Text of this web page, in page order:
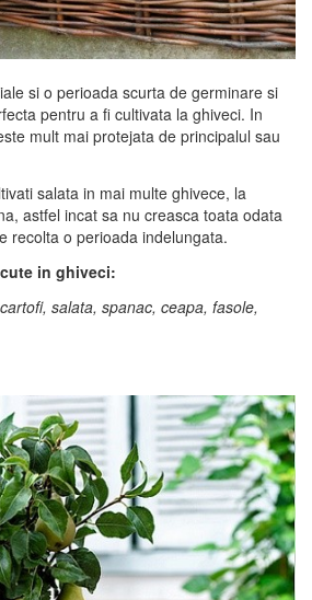
si o perioada scurta de germinare si
pentru a fi cultivata la ghiveci. In
mult mai protejata de principalul sau
salata in mai multe ghivece, la
astfel incat sa nu creasca toata odata
recolta o perioada indelungata.
in ghiveci:
salata, spanac, ceapa, fasole,